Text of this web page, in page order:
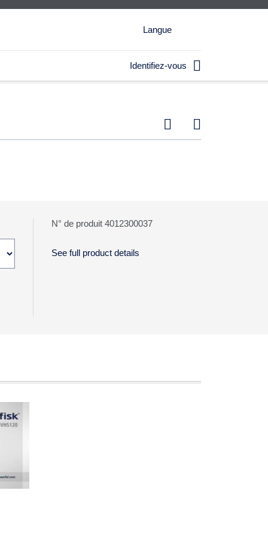
Langue
Identifiez-vous 
 
N° de produit 4012300037
See full product details